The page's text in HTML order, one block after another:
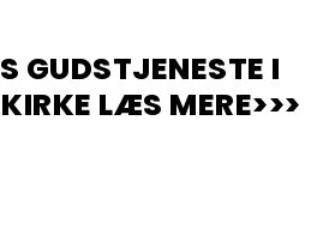
GUDSTJENESTE I
LÆS MERE>>>